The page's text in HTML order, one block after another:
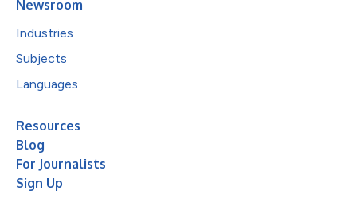
Newsroom
Industries
Subjects
Languages
Resources
Blog
For Journalists
Sign Up